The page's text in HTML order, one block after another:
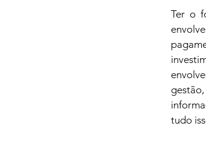
Ter o
tudo